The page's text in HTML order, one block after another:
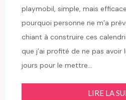
playmobil, simple, mais
pourquoi personne ne m’a
chiant à construire ces
que j’ai profité de ne pas avoir
jours pour le mettre…
LIRE LA